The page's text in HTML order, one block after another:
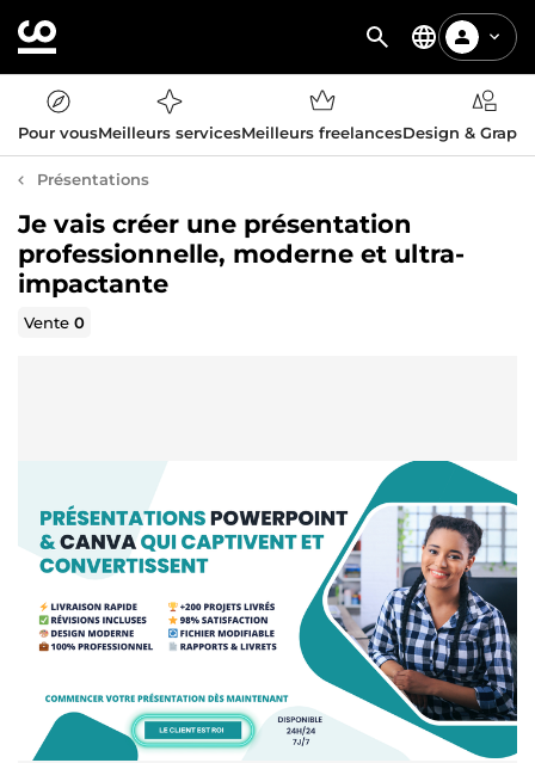
Pour vousMeilleurs servicesMeilleurs freelancesDesign &
Présentations
Je vais créer une présentation
professionnelle, moderne et ultra-
impactante
Vente0